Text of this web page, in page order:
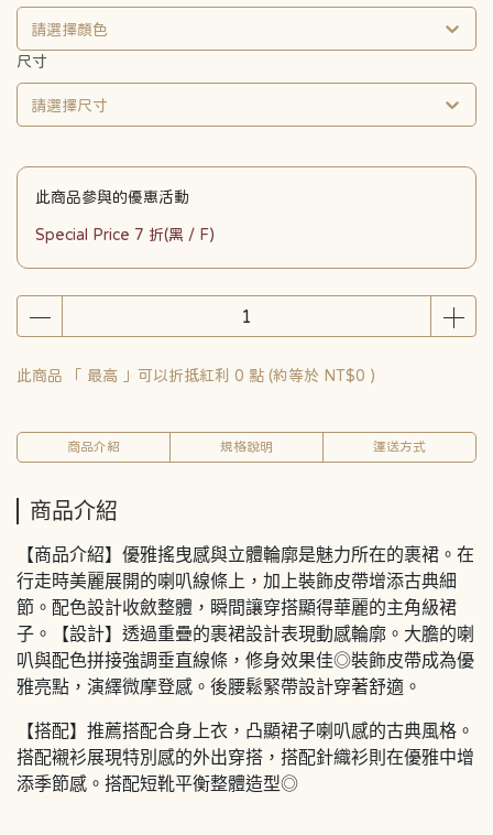
請選擇顏色
尺寸
請選擇尺寸
此商品參與的優惠活動
Special Price 7 折(黑 / F)
此商品 「 最高 」可以折抵紅利 0 點 (約等於 NT$0 )
商品介紹 規格說明 運送方式
商品介紹
【商品介紹】優雅搖曳感與立體輪廓是魅力所在的裹裙。在
行走時美麗展開的喇叭線條上，加上裝飾皮帶增添古典細
節。配色設計收斂整體，瞬間讓穿搭顯得華麗的主角級裙
子。【設計】透過重疊的裹裙設計表現動感輪廓。大膽的喇
叭與配色拼接強調垂直線條，修身效果佳◎裝飾皮帶成為優
雅亮點，演繹微摩登感。後腰鬆緊帶設計穿著舒適。
【搭配】推薦搭配合身上衣，凸顯裙子喇叭感的古典風格。
搭配襯衫展現特別感的外出穿搭，搭配針織衫則在優雅中增
添季節感。搭配短靴平衡整體造型◎